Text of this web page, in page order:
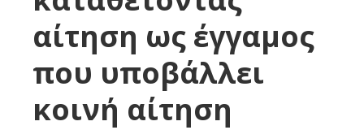
αίτηση ως έγγαμος
που υποβάλλει
κοινή αίτηση